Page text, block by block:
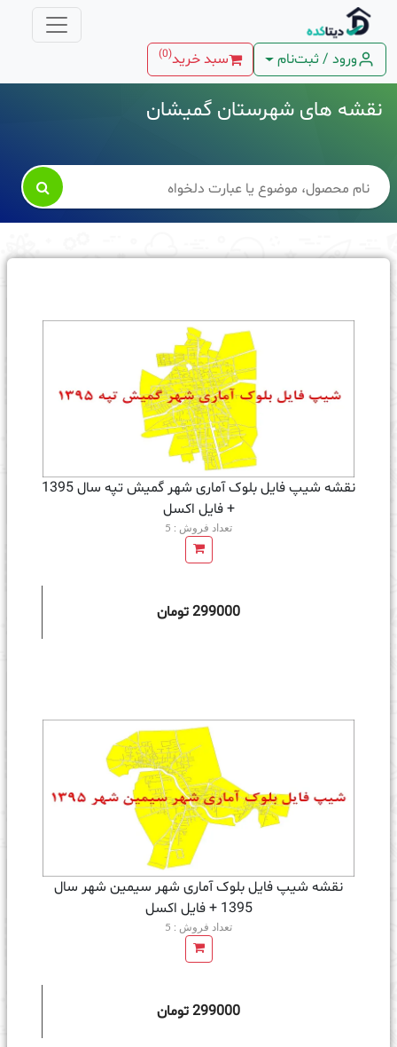
ورود / ثبت‌نام سبد خرید(
0
)
نقشه های شهرستان گمیشان

نقشه شیپ فایل بلوک آماری شهر گمیش تپه سال 1395
+ فايل اكسل
تعداد فروش : 5
299000 تومان
نقشه شیپ فایل بلوک آماری شهر سیمین شهر سال
1395 + فايل اكسل
تعداد فروش : 5
299000 تومان